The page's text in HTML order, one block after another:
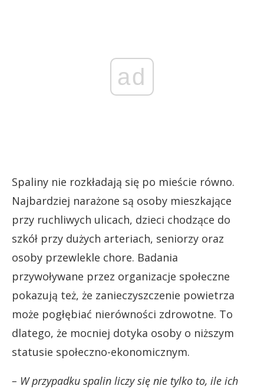
ad
Spaliny nie rozkładają się po mieście równo.
Najbardziej narażone są osoby mieszkające
przy ruchliwych ulicach, dzieci chodzące do
szkół przy dużych arteriach, seniorzy oraz
osoby przewlekle chore. Badania
przywoływane przez organizacje społeczne
pokazują też, że zanieczyszczenie powietrza
może pogłębiać nierówności zdrowotne. To
dlatego, że mocniej dotyka osoby o niższym
statusie społeczno-ekonomicznym.
– W przypadku spalin liczy się nie tylko to, ile ich